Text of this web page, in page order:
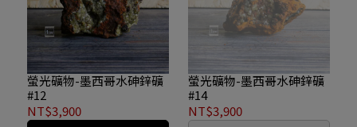
螢光礦物-墨西哥水砷鋅礦
#12
NT$3,900
螢光礦物-墨西哥水砷鋅礦
#14
NT$3,900